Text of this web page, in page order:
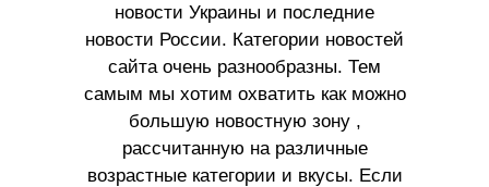
новости Украины и последние
новости России. Категории новостей
сайта очень разнообразны. Тем
самым мы хотим охватить как можно
большую новостную зону ,
рассчитанную на различные
возрастные категории и вкусы. Если